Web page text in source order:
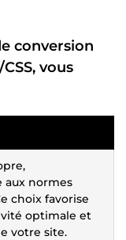
conversion
vous
normes
choix favorise
optimale et
votre site.